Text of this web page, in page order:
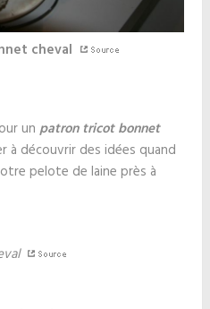
cheval
un patron tricot bonnet
à découvrir des idées quand
pelote de laine près à